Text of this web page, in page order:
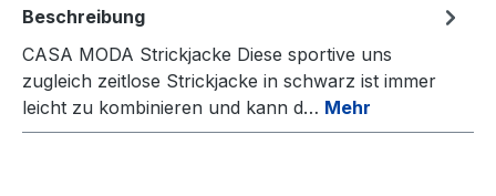
Beschreibung
CASA MODA Strickjacke Diese sportive uns
zugleich zeitlose Strickjacke in schwarz ist immer
leicht zu kombinieren und kann d… Mehr